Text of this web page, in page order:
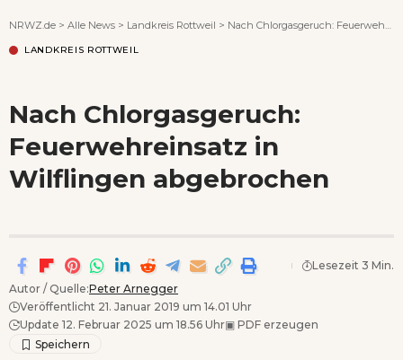
Ferienzauber '26
Testturm
Wenn Orte erzählen ...
NRWZ.de > Alle News > Landkreis Rottweil > Nach Chlorgasgeruch: Feuerwehreinsatz in Wilflingen abgebrochen
LANDKREIS ROTTWEIL
Nach Chlorgasgeruch:
Feuerwehreinsatz in
Wilflingen abgebrochen
Autor / Quelle:Peter Arnegger
Veröffentlicht 21. Januar 2019 um 14.01 Uhr
Update 12. Februar 2025 um 18.56 Uhr▣ PDF erzeugen
Lesezeit 3 Min.